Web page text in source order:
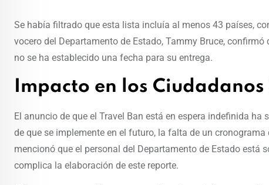
Se había filtrado que esta lista incluía al menos 43 países,
vocero del Departamento de Estado, Tammy Bruce,
no se ha establecido una fecha para su entrega.
Impacto en los Ciudadanos
El anuncio de que el Travel Ban está en espera indefinida
de que se implemente en el futuro, la falta de un
mencionó que el personal del Departamento de Estado está
complica la elaboración de este reporte.